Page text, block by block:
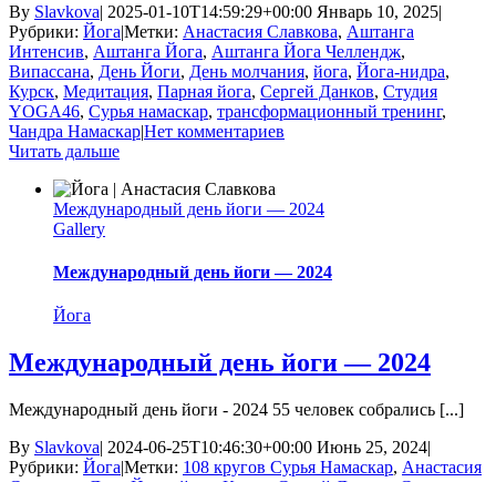
By Slavkova| 2025-01-10T14:59:29+00:00 Январь 10, 2025|
Рубрики: Йога|Метки: Анастасия Славкова, Аштанга
Интенсив, Аштанга Йога, Аштанга Йога Челлендж,
Випассана, День Йоги, День молчания, йога, Йога-нидра,
Курск, Медитация, Парная йога, Сергей Данков, Студия
YOGA46, Сурья намаскар, трансформационный тренинг,
Чандра Намаскар|Нет комментариев
Читать дальше
Международный день йоги — 2024
Gallery
Международный день йоги — 2024
Йога
Международный день йоги — 2024
Международный день йоги - 2024 55 человек собрались [...]
By Slavkova| 2024-06-25T10:46:30+00:00 Июнь 25, 2024|
Рубрики: Йога|Метки: 108 кругов Сурья Намаскар, Анастасия